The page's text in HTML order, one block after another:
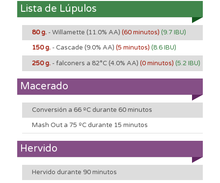
Lista de Lúpulos
80 g. - Willamette (11.0% AA) (60 minutos) (9.7 IBU)
150 g. - Cascade (9.0% AA) (5 minutos) (8.6 IBU)
250 g. - falconers a 82°C (4.0% AA) (0 minutos) (5.2 IBU)
Macerado
Conversión a 66 ºC durante 60 minutos
Mash Out a 75 ºC durante 15 minutos
Hervido
Hervido durante 90 minutos